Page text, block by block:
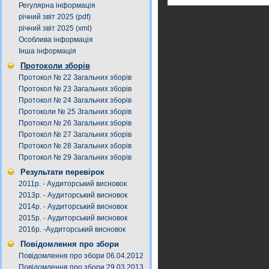
Регулярна інформація
річний звіт 2025 (pdf)
річний звіт 2025 (xml)
Особлива інформація
Інша інформація
Протоколи зборів
Протокол № 22 Загальних зборів
Протокол № 23 Загальних зборів
Протокол № 24 Загальних зборів
Протоколи № 25 Згальних зборів
Протокол № 26 Загальних зборів
Протокол № 27 Загальних зборів
Протокол № 28 Загальних зборів
Протокол № 29 Загальних зборів
Результати перевірок
2011р. - Аудиторський висновок
2013р. - Аудиторський висновок
2014р. - Аудиторський висновок
2015р. - Аудиторський висновок
2016р. -Аудиторський висновок
Повідомлення про збори
Повідомлення про збори 06.04.2012
Повідомлення про збори 29.03.2013